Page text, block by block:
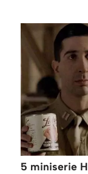
5 miniserie